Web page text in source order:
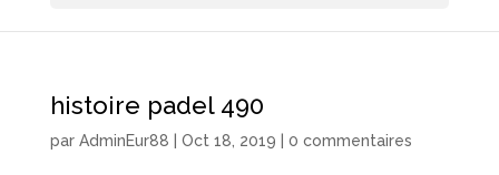
histoire padel 490
par AdminEur88 Oct 18, 2019 0 commentaires